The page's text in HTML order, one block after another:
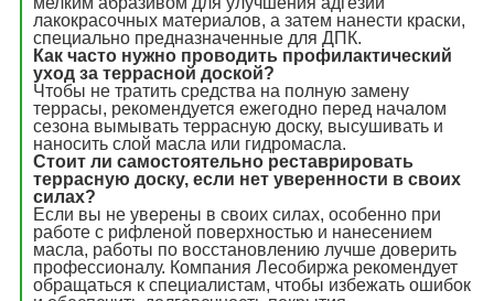
лакокрасочных материалов, а затем нанести краски,
специально предназначенные для ДПК.
Как часто нужно проводить профилактический
уход за террасной доской?
Чтобы не тратить средства на полную замену
террасы, рекомендуется ежегодно перед началом
сезона вымывать террасную доску, высушивать и
наносить слой масла или гидромасла.
Стоит ли самостоятельно реставрировать
террасную доску, если нет уверенности в своих
силах?
Если вы не уверены в своих силах, особенно при
работе с рифленой поверхностью и нанесением
масла, работы по восстановлению лучше доверить
профессионалу. Компания Лесобиржа рекомендует
обращаться к специалистам, чтобы избежать ошибок